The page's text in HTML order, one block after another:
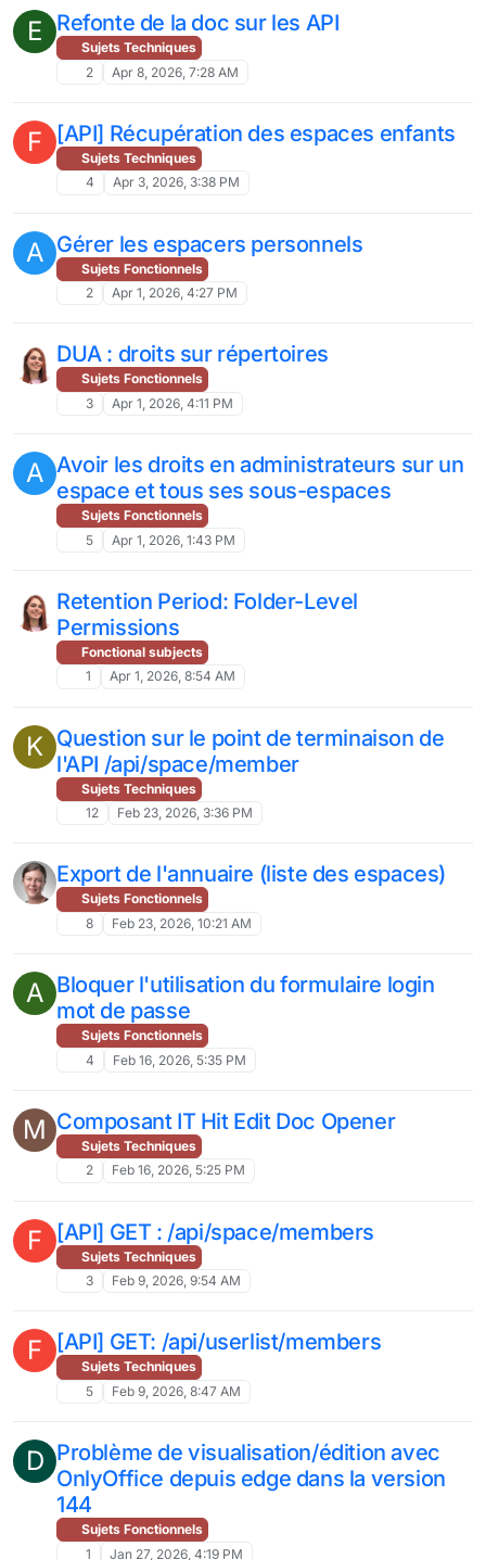
E Refonte de la doc sur les API
Sujets Techniques
2
Apr 8, 2026, 7:28 AM
F [API] Récupération des espaces enfants
Sujets Techniques
4
Apr 3, 2026, 3:38 PM
A Gérer les espacers personnels
Sujets Fonctionnels
2
Apr 1, 2026, 4:27 PM
DUA : droits sur répertoires
Sujets Fonctionnels
3
Apr 1, 2026, 4:11 PM
A Avoir les droits en administrateurs sur un
espace et tous ses sous-espaces
Sujets Fonctionnels
5
Apr 1, 2026, 1:43 PM
Retention Period: Folder-Level
Permissions
Fonctional subjects
1
Apr 1, 2026, 8:54 AM
K Question sur le point de terminaison de
l'API /api/space/member
Sujets Techniques
12
Feb 23, 2026, 3:36 PM
Export de l'annuaire (liste des espaces)
Sujets Fonctionnels
8
Feb 23, 2026, 10:21 AM
A Bloquer l'utilisation du formulaire login
mot de passe
Sujets Fonctionnels
4
Feb 16, 2026, 5:35 PM
M Composant IT Hit Edit Doc Opener
Sujets Techniques
2
Feb 16, 2026, 5:25 PM
F [API] GET : /api/space/members
Sujets Techniques
3
Feb 9, 2026, 9:54 AM
F [API] GET: /api/userlist/members
Sujets Techniques
5
Feb 9, 2026, 8:47 AM
D Problème de visualisation/édition avec
OnlyOffice depuis edge dans la version
144
Sujets Fonctionnels
1
Jan 27, 2026, 4:19 PM